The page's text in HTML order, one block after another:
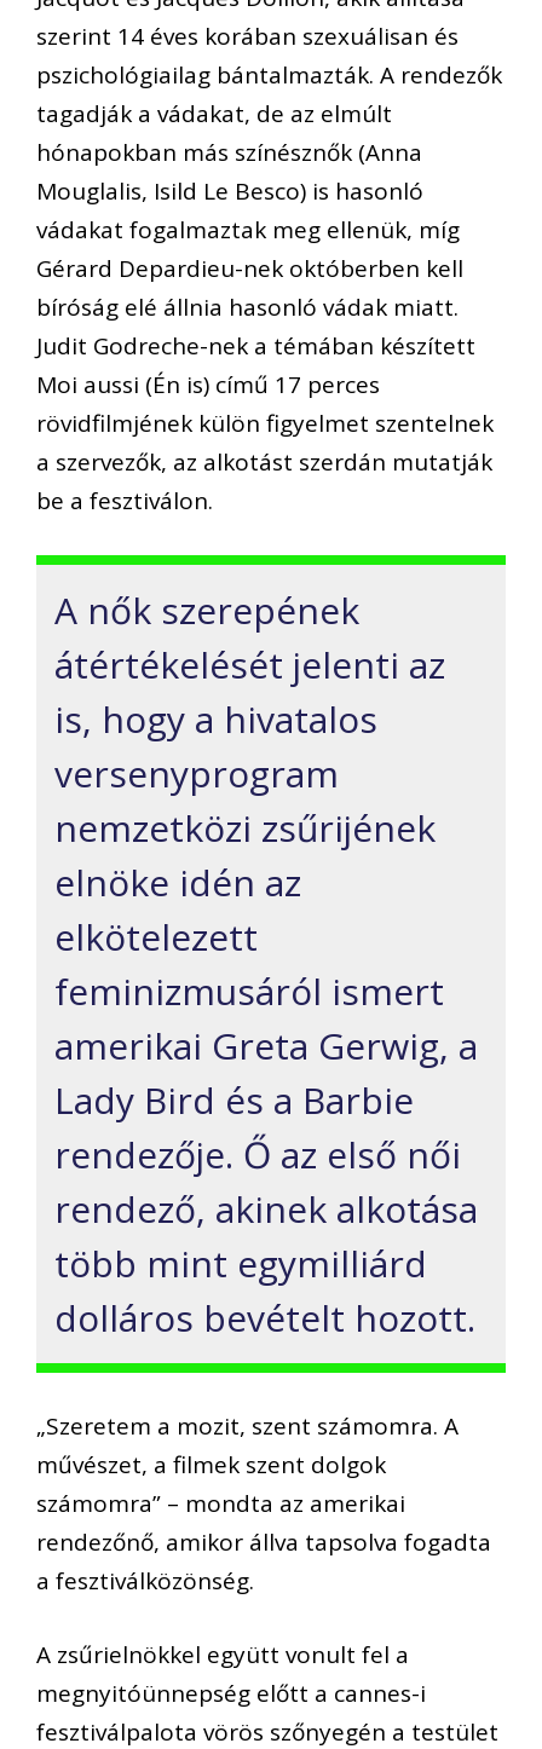
szerint 14 éves korában szexuálisan és
pszichológiailag bántalmazták. A rendezők
tagadják a vádakat, de az elmúlt
hónapokban más színésznők (Anna
Mouglalis, Isild Le Besco) is hasonló
vádakat fogalmaztak meg ellenük, míg
Gérard Depardieu-nek októberben kell
bíróság elé állnia hasonló vádak miatt.
Judit Godreche-nek a témában készített
Moi aussi (Én is) című 17 perces
rövidfilmjének külön figyelmet szentelnek
a szervezők, az alkotást szerdán mutatják
be a fesztiválon.
A nők szerepének
átértékelését jelenti az
is, hogy a hivatalos
versenyprogram
nemzetközi zsűrijének
elnöke idén az
elkötelezett
feminizmusáról ismert
amerikai Greta Gerwig, a
Lady Bird és a Barbie
rendezője. Ő az első női
rendező, akinek alkotása
több mint egymilliárd
dolláros bevételt hozott.
„Szeretem a mozit, szent számomra. A
művészet, a filmek szent dolgok
számomra” – mondta az amerikai
rendezőnő, amikor állva tapsolva fogadta
a fesztiválközönség.
A zsűrielnökkel együtt vonult fel a
megnyitóünnepség előtt a cannes-i
fesztiválpalota vörös szőnyegén a testület